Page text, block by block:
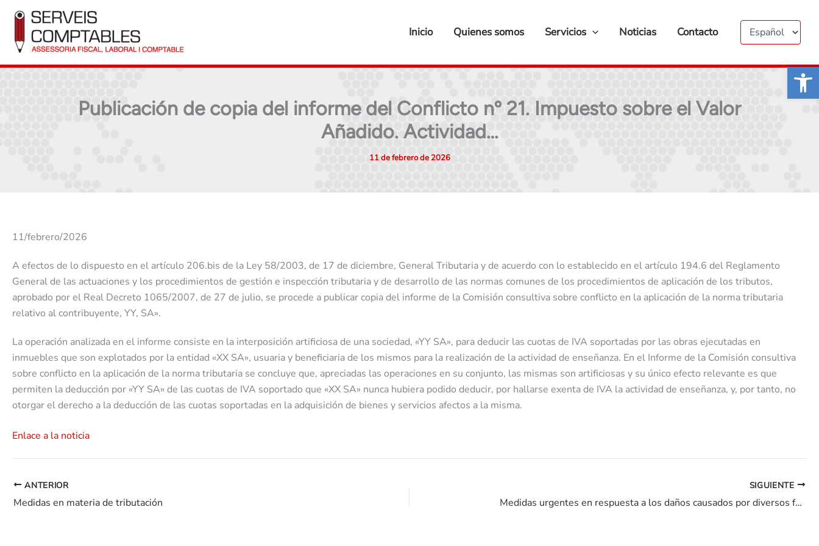
contenido
Inicio Quienes somos Servicios Noticias Contacto
un
idioma
Publicación de copia del informe del Conflicto nº 21. Impuesto sobre el Valor
Añadido. Actividad…
11 de febrero de 2026
11/febrero/2026
A efectos de lo dispuesto en el artículo 206.bis de la Ley 58/2003, de 17 de diciembre, General Tributaria y de acuerdo con lo establecido en el artículo 194.6 del Reglamento
General de las actuaciones y los procedimientos de gestión e inspección tributaria y de desarrollo de las normas comunes de los procedimientos de aplicación de los tributos,
aprobado por el Real Decreto 1065/2007, de 27 de julio, se procede a publicar copia del informe de la Comisión consultiva sobre conflicto en la aplicación de la norma tributaria
relativo al contribuyente, YY, SA».
La operación analizada en el informe consiste en la interposición artificiosa de una sociedad, «YY SA», para deducir las cuotas de IVA soportadas por las obras ejecutadas en
inmuebles que son explotados por la entidad «XX SA», usuaria y beneficiaria de los mismos para la realización de la actividad de enseñanza. En el Informe de la Comisión consultiva
sobre conflicto en la aplicación de la norma tributaria se concluye que, apreciadas las operaciones en su conjunto, las mismas son artificiosas y su único efecto relevante es que
permiten la deducción por «YY SA» de las cuotas de IVA soportado que «XX SA» nunca hubiera podido deducir, por hallarse exenta de IVA la actividad de enseñanza, y, por tanto, no
otorgar el derecho a la deducción de las cuotas soportadas en la adquisición de bienes y servicios afectos a la misma.
Enlace a la noticia
ANTERIOR
Medidas en materia de tributación
SIGUIENTE
Medidas urgentes en respuesta a los daños causados por diversos fenómenos meteorológicos adversos…
Abrir